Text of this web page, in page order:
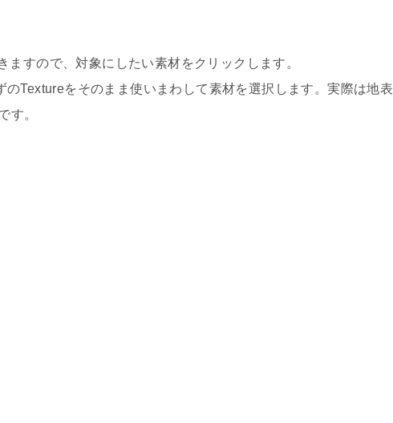
ますので、対象にしたい素材をクリックします。
Textureをそのまま使いまわして素材を選択します。実際は地表
す。